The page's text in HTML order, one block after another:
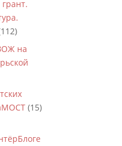
на
(15)